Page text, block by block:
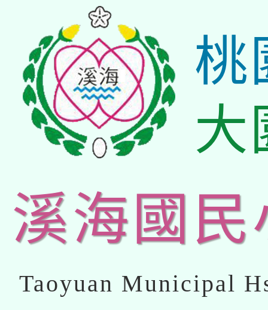
桃
大
溪海國民
Taoyuan Municipal